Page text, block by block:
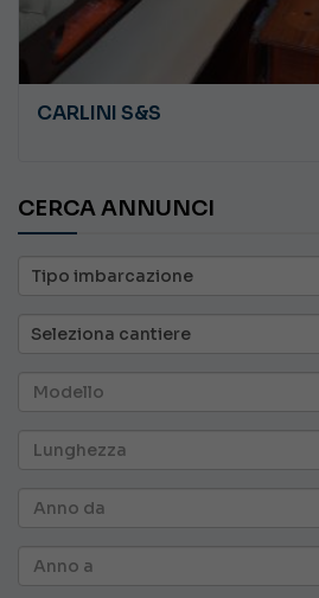
CARLINI S&S
CERCA ANNUNCI